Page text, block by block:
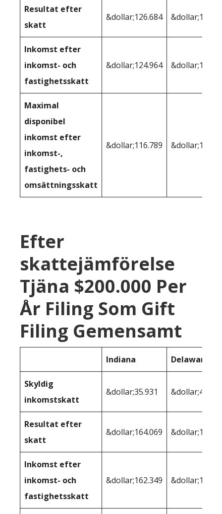
Resultat efter
skatt
&dollar;126.684
Inkomst efter
inkomst- och
fastighetsskatt
&dollar;124.964
Maximal
disponibel
inkomst efter
inkomst-,
fastighets- och
omsättningsskatt
&dollar;116.789
Efter
skattejämförelse
Tjäna $200.000 Per
År Filing Som Gift
Filing Gemensamt
Indiana Delaware
Skyldig
inkomstskatt
&dollar;35.931
Resultat efter
skatt
&dollar;164.069
Inkomst efter
inkomst- och
fastighetsskatt
&dollar;162.349